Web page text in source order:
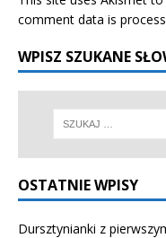
comment data is
WPISZ SZUKANE
OSTATNIE WPISY
Dursztynianki z